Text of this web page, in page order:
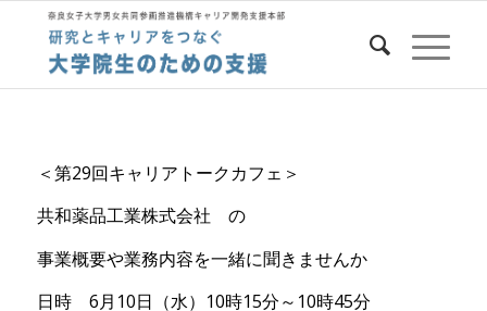
＜第29回キャリアトークカフェ＞
共和薬品工業株式会社 の
事業概要や業務内容を一緒に聞きませんか
日時 6月10日（水）10時15分～10時45分